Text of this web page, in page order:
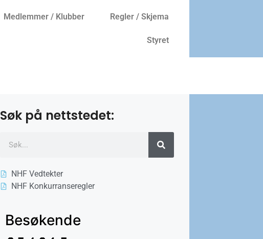
Medlemmer / Klubber Regler / Skjema
Styret
Søk på nettstedet:
NHF Vedtekter
NHF Konkurranseregler
Besøkende